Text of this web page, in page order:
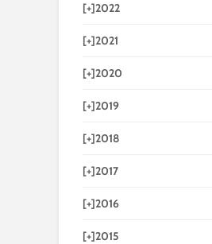
[+]2022
[+]2021
[+]2020
[+]2019
[+]2018
[+]2017
[+]2016
[+]2015